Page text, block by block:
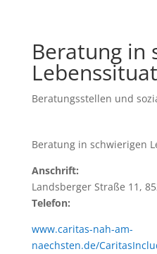
Beratung in
Beratungsstellen und
Beratung in schwierigen
Anschrift:
Landsberger Straße 11,
Telefon:
www.caritas-nah-am-
naechsten.de/